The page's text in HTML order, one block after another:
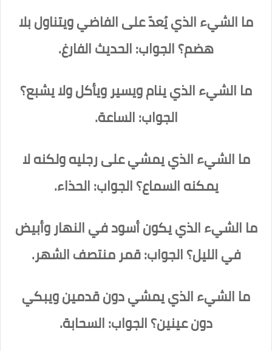
ما الشيء الذي يُعدّ على الفاضي ويتناول بلا
هضم؟ الجواب: الحديث الفارغ.
ما الشيء الذي ينام ويسير ويأكل ولا يشبع؟
الجواب: الساعة.
ما الشيء الذي يمشي على رجليه ولكنه لا
يمكنه السماع؟ الجواب: الحذاء.
ما الشيء الذي يكون أسود في النهار وأبيض
في الليل؟ الجواب: قمر منتصف الشهر.
ما الشيء الذي يمشي دون قدمين ويبكي
دون عينين؟ الجواب: السحابة.